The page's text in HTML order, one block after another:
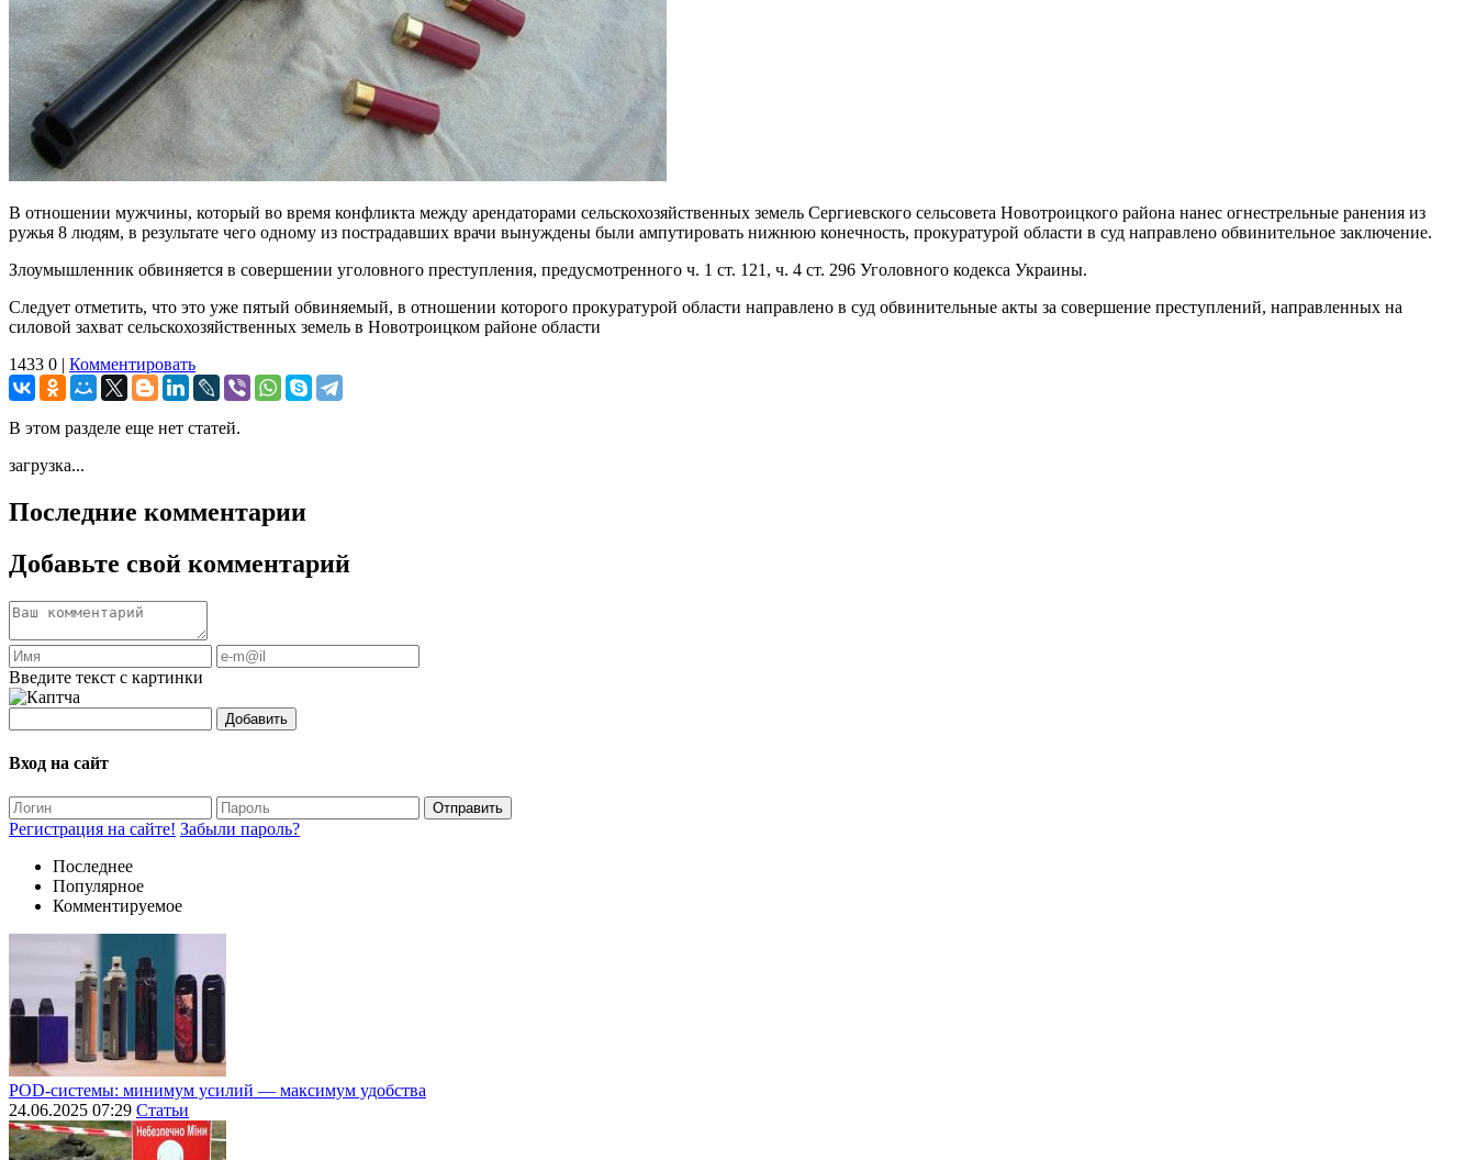
В отношении мужчины, который во время конфликта между арендаторами сельскохозяйственных земель Сергиевского сельсовета Новотроицкого района нанес огнестрельные ранения из
ружья 8 людям, в результате чего одному из пострадавших врачи вынуждены были ампутировать нижнюю конечность, прокуратурой области в суд направлено обвинительное заключение.
Злоумышленник обвиняется в совершении уголовного преступления, предусмотренного ч. 1 ст. 121, ч. 4 ст. 296 Уголовного кодекса Украины.
Следует отметить, что это уже пятый обвиняемый, в отношении которого прокуратурой области направлено в суд обвинительные акты за совершение преступлений, направленных на
силовой захват сельскохозяйственных земель в Новотроицком районе области
1433 0 | Комментировать
В этом разделе еще нет статей.
загрузка...
Последние комментарии
Добавьте свой комментарий
Введите текст с картинки
Добавить
Вход на сайт
Отправить
Регистрация на сайте! Забыли пароль?
Последнее
Популярное
Комментируемое
POD-системы: минимум усилий — максимум удобства
24.06.2025 07:29 Статьи